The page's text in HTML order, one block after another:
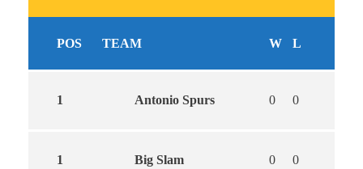
POS TEAM W L
1 Antonio Spurs 0 0
1 Big Slam 0 0